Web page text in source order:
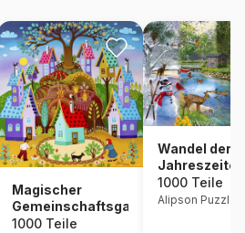
Magischer
Gemeinschaftsgarten
1000 Teile
Wandel der
Jahreszeiten
1000 Teile
Alipson Puzzle